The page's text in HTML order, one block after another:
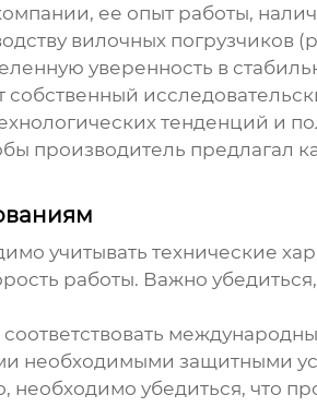
ее опыт работы,
вилочных
уверенность в
тенденций и
производитель предлагал
учитывать технические
работы. Важно
необходимыми защитными
убедиться, что